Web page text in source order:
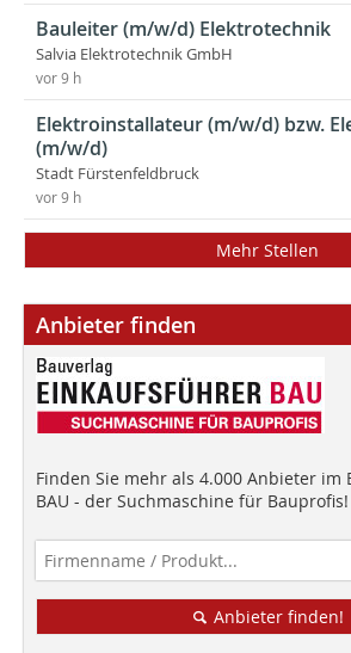
Bauleiter (m/w/d) Elektrotechnik
Salvia Elektrotechnik GmbH
vor 9 h
Elektroinstallateur (m/w/d) bzw.
(m/w/d)
Stadt Fürstenfeldbruck
vor 9 h
Mehr Stellen
Anbieter finden
Finden Sie mehr als 4.000 Anbieter im
BAU - der Suchmaschine für Bauprofis!
Anbieter finden!